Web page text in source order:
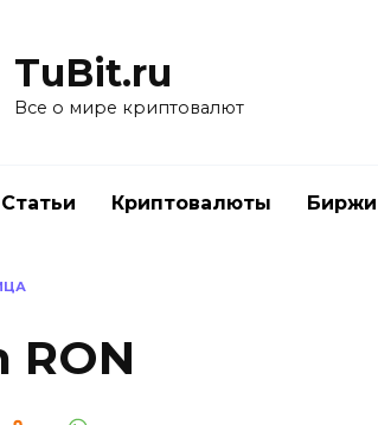
TuBit.ru
Все о мире криптовалют
Статьи Криптовалюты Биржи
RON